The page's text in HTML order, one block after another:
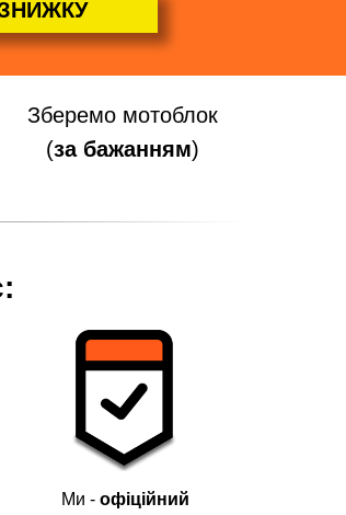
Зберемо мотоблок
(за бажанням)
Ми - офіційний